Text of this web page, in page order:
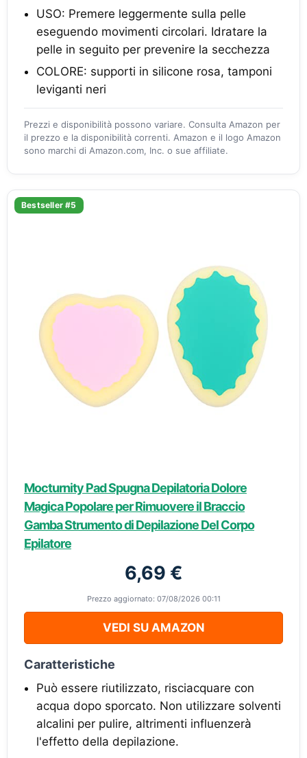
USO: Premere leggermente sulla pelle
eseguendo movimenti circolari. Idratare la
pelle in seguito per prevenire la secchezza
COLORE: supporti in silicone rosa, tamponi
leviganti neri
Prezzi e disponibilità possono variare. Consulta Amazon per
il prezzo e la disponibilità correnti. Amazon e il logo Amazon
sono marchi di Amazon.com, Inc. o sue affiliate.
Bestseller #5
Mocturnity Pad Spugna Depilatoria Dolore
Magica Popolare per Rimuovere il Braccio
Gamba Strumento di Depilazione Del Corpo
Epilatore
6,69 €
Prezzo aggiornato: 07/08/2026 00:11
VEDI SU AMAZON
Caratteristiche
Può essere riutilizzato, risciacquare con
acqua dopo sporcato. Non utilizzare solventi
alcalini per pulire, altrimenti influenzerà
l'effetto della depilazione.